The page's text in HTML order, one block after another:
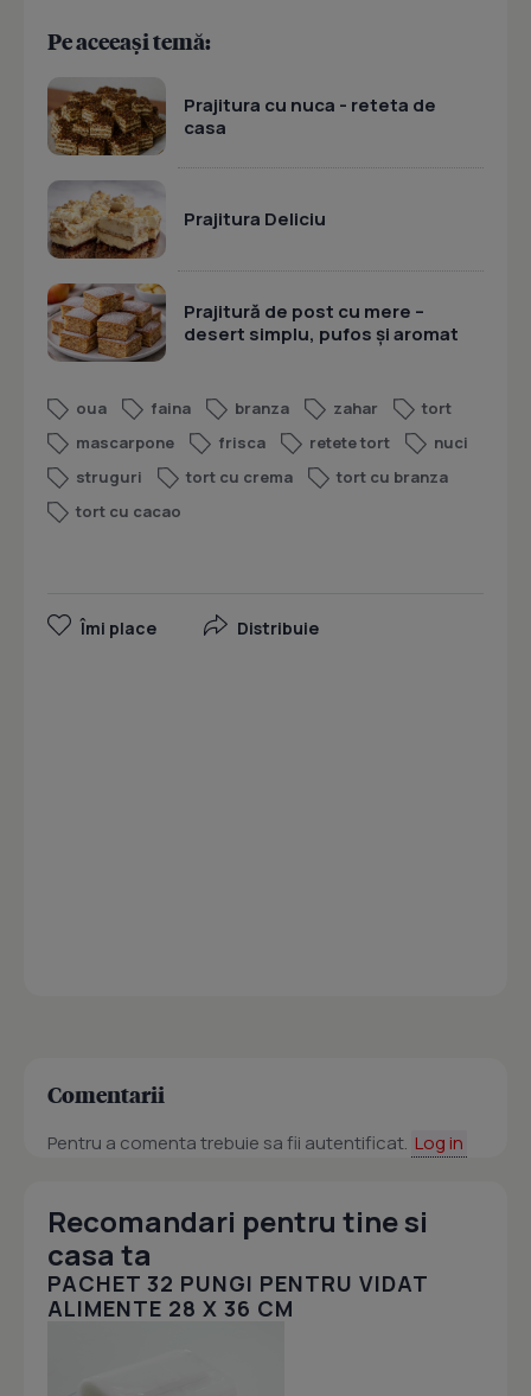
Pe aceeași temă:
Prajitura cu nuca - reteta de
casa
Prajitura Deliciu
Prajitură de post cu mere –
desert simplu, pufos și aromat
oua faina branza zahar
tort
mascarpone
frisca retete tort
nuci
struguri
tort cu crema
tort cu branza
tort cu cacao
Îmi place Distribuie
Comentarii
Pentru a comenta trebuie sa fii autentificat. Log in
Recomandari pentru tine si
casa ta
PACHET 32 PUNGI PENTRU VIDAT
ALIMENTE 28 X 36 CM